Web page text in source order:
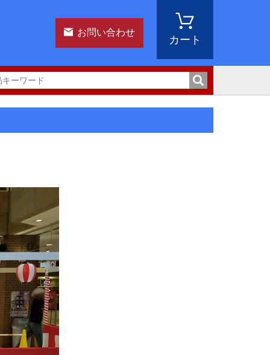
お問い合わせ
カート